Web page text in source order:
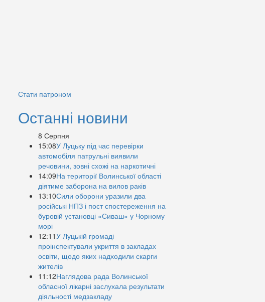
Стати патроном
Останні новини
8 Серпня
15:08У Луцьку під час перевірки
автомобіля патрульні виявили
речовини, зовні схожі на наркотичні
14:09На території Волинської області
діятиме заборона на вилов раків
13:10Сили оборони уразили два
російські НПЗ і пост спостереження на
буровій установці «Сиваш» у Чорному
морі
12:11У Луцькій громаді
проінспектували укриття в закладах
освіти, щодо яких надходили скарги
жителів
11:12Наглядова рада Волинської
обласної лікарні заслухала результати
діяльності медзакладу